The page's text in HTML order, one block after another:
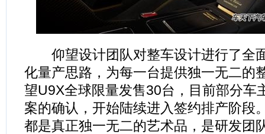
仰望设计团队对整车设计进行了全
化量产思路，为每一台提供独一无二的
望U9X全球限量发售30台，目前部分车
案的确认，开始陆续进入签约排产阶段
都是真正独一无二的艺术品，是研发团